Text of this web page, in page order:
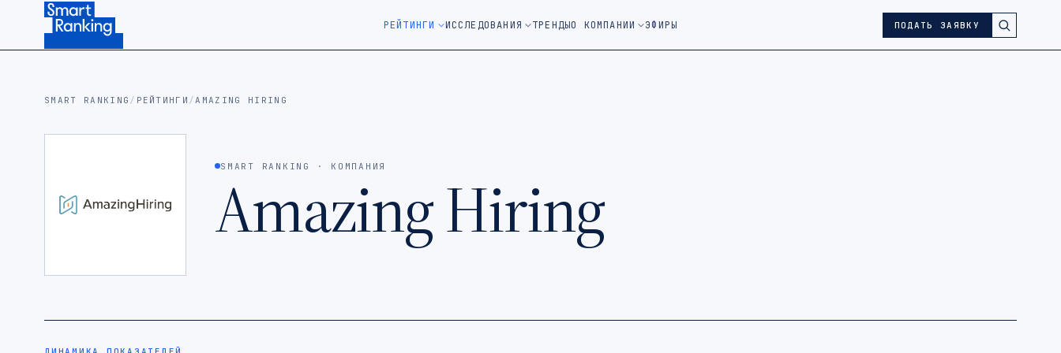
Подписаться на наш канал в Telegram (откроется в новом окне)
РЕЙТИНГИ ИССЛЕДОВАНИЯ ТРЕНДЫО КОМПАНИИ ЭФИРЫ ПОДАТЬ ЗАЯВКУ
SMART RANKING / РЕЙТИНГИ /AMAZING HIRING
SMART RANKING · КОМПАНИЯ
Amazing Hiring